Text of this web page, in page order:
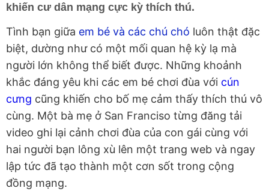
khiến cư dân mạng cực kỳ thích thú.
Tình bạn giữa em bé và các chú chó luôn thật đặc
biệt, dường như có một mối quan hệ kỳ lạ mà
người lớn không thể biết được. Những khoảnh
khắc đáng yêu khi các em bé chơi đùa với cún
cưng cũng khiến cho bố mẹ cảm thấy thích thú vô
cùng. Một bà mẹ ở San Franciso từng đăng tải
video ghi lại cảnh chơi đùa của con gái cùng với
hai người bạn lông xù lên một trang web và ngay
lập tức đã tạo thành một cơn sốt trong cộng
đồng mạng.